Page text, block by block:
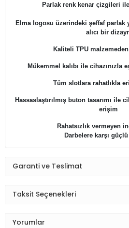
Parlak renk kenar çizgileri
Elma logosu üzerindeki şeffaf parlak
alıcı bir
Kaliteli TPU
Mükemmel kalıbı ile cihazınızla
Tüm slotlara rahatlıkla
Hassaslaştırılmış buton tasarımı ile
erişim
Rahatsızlık vermeyen
Darbelere karşı
Garanti ve Teslimat
Taksit Seçenekleri
Yorumlar